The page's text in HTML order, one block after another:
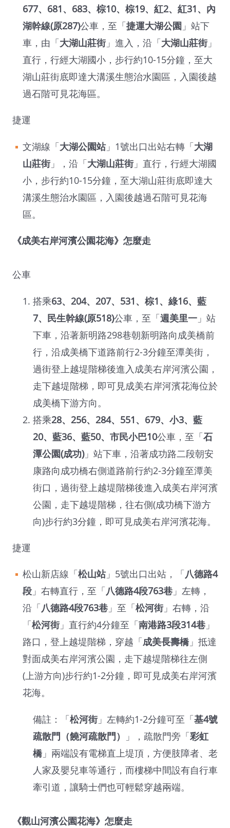
677、681、683、棕10、棕19、紅2、紅31、內
湖幹線(原287)公車，至「捷運大湖公園 」站下
車，由「大湖山莊街」進入，沿「大湖山莊街」
直行，行經大湖國小，步行約10-15分鐘，至大
湖山莊街底即達大溝溪生態治水園區，入園後越
過石階可見花海區。
捷運
文湖線「大湖公園站」1號出口出站右轉「大湖
山莊街」，沿「大湖山莊街」直行，行經大湖國
小，步行約10-15分鐘，至大湖山莊街底即達大
溝溪生態治水園區，入園後越過石階可見花海
區。
《成美右岸河濱公園花海》怎麼走
公車
搭乘63、204、207、531、棕1、綠16、藍
7、民生幹線(原518)公車，至「週美里一 」站
下車，沿著新明路298巷朝新明路向成美橋前
行，沿成美橋下道路前行2-3分鐘至潭美街，
過街登上越堤階梯後進入成美右岸河濱公園，
走下越堤階梯，即可見成美右岸河濱花海位於
成美橋下游方向。
搭乘28、256、284、551、679、小3、藍
20、藍36、藍50、市民小巴10公車，至「石
潭公園(成功)」站下車，沿著成功路二段朝安
康路向成功橋右側道路前行約2-3分鐘至潭美
街口，過街登上越堤階梯後進入成美右岸河濱
公園，走下越堤階梯，往右側(成功橋下游方
向)步行約3分鐘，即可見成美右岸河濱花海。
捷運
松山新店線「松山站」5號出口出站，「八德路4
段 」右轉直行，至「八德路4段763巷 」左轉，
沿「八德路4段763巷 」至「松河街」右轉，沿
「松河街」直行約4分鐘至「南港路3段314巷 」
路口，登上越堤階梯，穿越「成美長壽橋」抵達
對面成美右岸河濱公園，走下越堤階梯往左側
(上游方向)步行約1-2分鐘，即可見成美右岸河濱
花海。
備註：「松河街」左轉約1-2分鐘可至「基4號
疏散門（饒河疏散門）
」，疏散門旁「彩虹
橋」兩端設有電梯直上堤頂，方便肢障者、老
人家及嬰兒車等通行，而樓梯中間設有自行車
牽引道，讓騎士們也可輕鬆穿越兩端。
《觀山河濱公園花海》怎麼走